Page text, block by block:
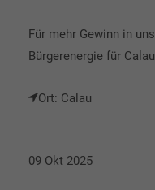
Für mehr Gewinn in
Bürgerenergie für Calau
Ort: Calau
09 Okt 2025